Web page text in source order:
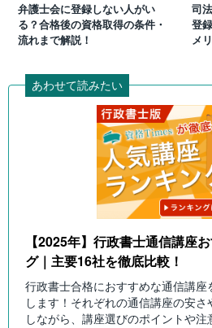
弁護士会に登録しない人がい
る？合格後の資格取得の条件・
流れまで解説！
司
登
メ
あわせて読みたい
【2025年】行政書士通信講座
グ｜主要16社を徹底比較！
行政書士合格におすすめな通信講
します！それぞれの通信講座の安
しながら、講座選びのポイントや